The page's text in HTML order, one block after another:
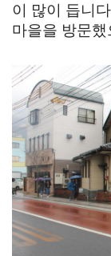
이 많이 듭니
마을을 방문